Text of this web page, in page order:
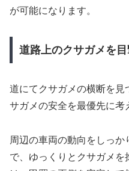
が可能になります。
道路上のクサガメを
道にてクサガメの横断を見
サガメの安全を最優先に考
周辺の車両の動向をしっ
で、ゆっくりとクサガメを